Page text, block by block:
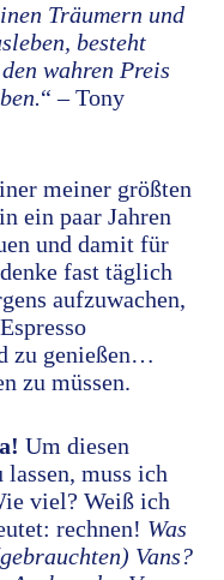
Träumern und
besteht
wahren Preis
“ – Tony
meiner größten
ein paar Jahren
und damit für
fast täglich
aufzuwachen,
zu genießen…
zu müssen.
Um diesen
muss ich
viel? Weiß ich
rechnen! Was
Vans?